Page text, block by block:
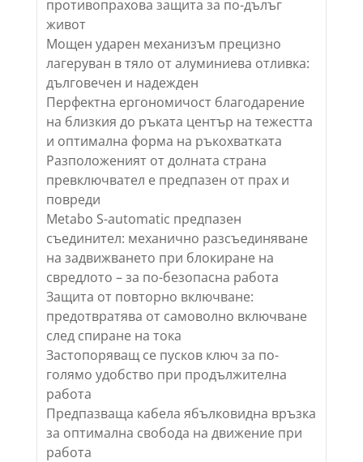
противопрахова защита за по-дълъг
живот
Мощен ударен механизъм прецизно
лагеруван в тяло от алуминиева отливка:
дълговечен и надежден
Перфектна ергономичост благодарение
на близкия до ръката център на тежестта
и оптимална форма на ръкохватката
Разположеният от долната страна
превключвател е предпазен от прах и
повреди
Metabo S-automatic предпазен
съединител: механично разсъединяване
на задвижването при блокиране на
свредлото – за по-безопасна работа
Защита от повторно включване:
предотвратява от самоволно включване
след спиране на тока
Застопоряващ се пусков ключ за по-
голямо удобство при продължителна
работа
Предпазваща кабела ябълковидна връзка
за оптимална свобода на движение при
работа